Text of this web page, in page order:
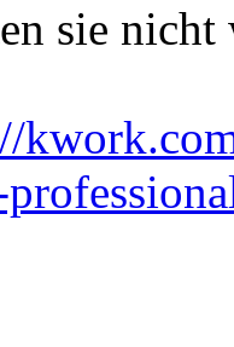
sie nicht